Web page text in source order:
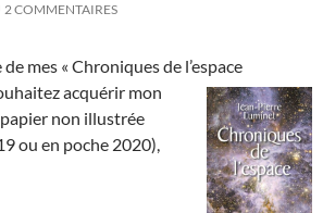
2 COMMENTAIRES
mes « Chroniques de l’espace
acquérir mon
non illustrée
ou en poche 2020),